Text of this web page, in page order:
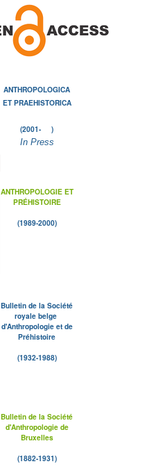
ANTHROPOLOGICA
ET PRAEHISTORICA
(2001- )
In Press
ANTHROPOLOGIE ET
PRÉHISTOIRE
(1989-2000)
Bulletin de la Société
royale belge
d'Anthropologie et de
Préhistoire
(1932-1988)
Bulletin de la Société
d'Anthropologie de
Bruxelles
(1882-1931)